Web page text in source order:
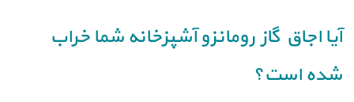
آیا اجاق گاز رومانزو آشپزخانه شما خراب
شده است؟